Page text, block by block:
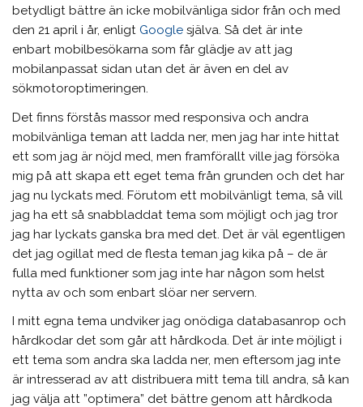
betydligt bättre än icke mobilvänliga sidor från och med
den 21 april i år, enligt Google själva. Så det är inte
enbart mobilbesökarna som får glädje av att jag
mobilanpassat sidan utan det är även en del av
sökmotoroptimeringen.
Det finns förstås massor med responsiva och andra
mobilvänliga teman att ladda ner, men jag har inte hittat
ett som jag är nöjd med, men framförallt ville jag försöka
mig på att skapa ett eget tema från grunden och det har
jag nu lyckats med. Förutom ett mobilvänligt tema, så vill
jag ha ett så snabbladdat tema som möjligt och jag tror
jag har lyckats ganska bra med det. Det är väl egentligen
det jag ogillat med de flesta teman jag kika på – de är
fulla med funktioner som jag inte har någon som helst
nytta av och som enbart slöar ner servern.
I mitt egna tema undviker jag onödiga databasanrop och
hårdkodar det som går att hårdkoda. Det är inte möjligt i
ett tema som andra ska ladda ner, men eftersom jag inte
är intresserad av att distribuera mitt tema till andra, så kan
jag välja att ”optimera” det bättre genom att hårdkoda